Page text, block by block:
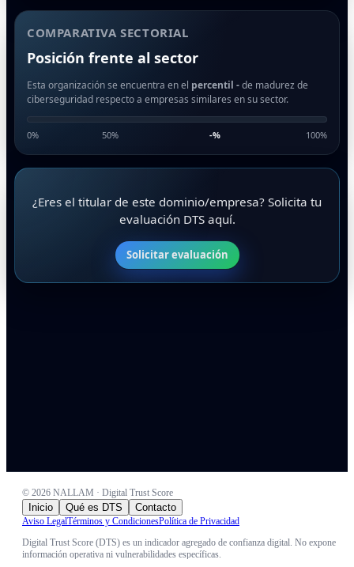
COMPARATIVA SECTORIAL
Posición frente al sector
Esta organización se encuentra en el percentil -de madurez de
ciberseguridad respecto a empresas similares en su sector.
0% 50% -% 100%
¿Eres el titular de este dominio/empresa? Solicita tu
evaluación DTS aquí.
Solicitar evaluación
© 2026 NALLAM · Digital Trust Score
Inicio Qué es DTS Contacto
Aviso LegalTérminos y CondicionesPolítica de Privacidad
Digital Trust Score (DTS) es un indicador agregado de confianza digital. No expone
información operativa ni vulnerabilidades específicas.